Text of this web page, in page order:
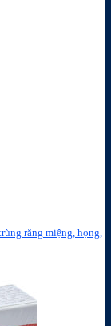
răng miệng, họng,